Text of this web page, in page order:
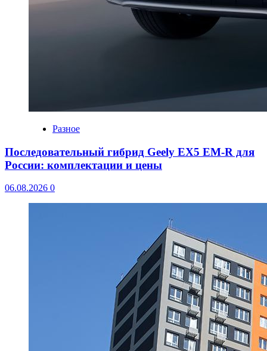
Разное
Последовательный гибрид Geely EX5 EM-R для
России: комплектации и цены
06.08.2026 0